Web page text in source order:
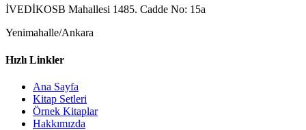
İVEDİKOSB Mahallesi 1485. Cadde No: 15a
Yenimahalle/Ankara
Hızlı Linkler
Ana Sayfa
Kitap Setleri
Örnek Kitaplar
Hakkımızda